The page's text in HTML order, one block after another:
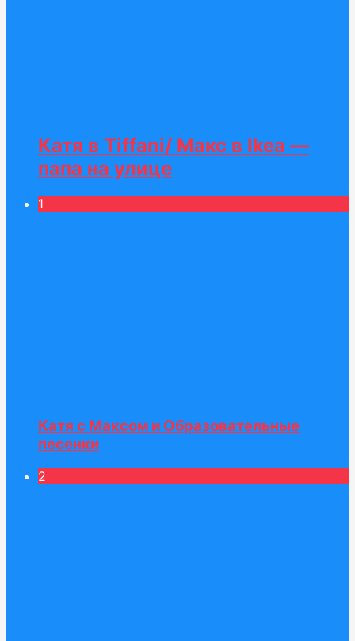
Катя в Tiffani/ Макс в Ikea —
папа на улице
1
Катя с Максом и Образовательные
песенки
2